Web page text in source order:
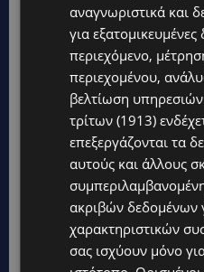
Hot this week
UPDATES
ΦΡΑΓΜΑ ΚΛΗΡΟΥ:
τους σκουπίδια –
(Φώτο)
LIFESTYLE
ΝΙΚΟΣ
πολυτάλαντος
κινηματογράφο και
αναγνωριστικά και
για εξατομικευμένες
περιεχόμενο,
περιεχομένου,
βελτίωση
τρίτων (1913)
επεξεργάζονται τα
αυτούς και άλλους
ακριβών δεδομένων
χαρακτηριστικών
σας ισχύουν μόνο